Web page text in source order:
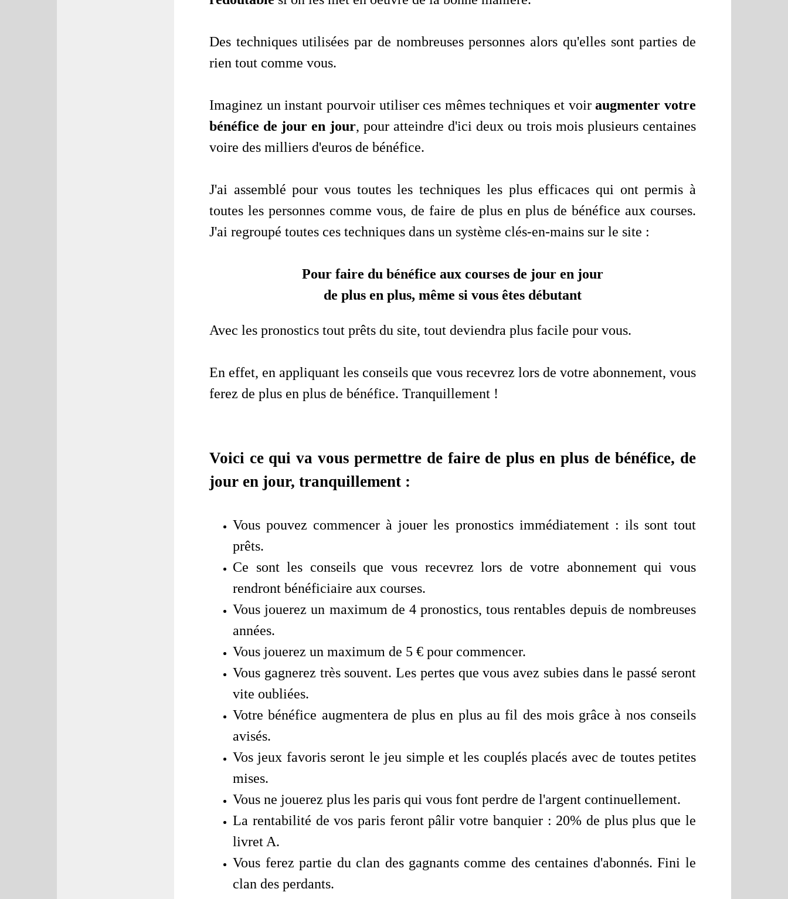
Des techniques utilisées par de nombreuses personnes alors qu'elles sont parties de
rien tout comme vous.
Imaginez un instant pourvoir utiliser ces mêmes techniques et voiraugmenter votre
bénéfice de jour en jour, pour atteindre d'ici deux ou trois mois plusieurs centaines
voire des milliers d'euros de bénéfice.
J'ai assemblé pour vous toutes les techniques les plus efficaces qui ont permis à
toutes les personnes comme vous, de faire de plus en plus de bénéfice aux courses.
J'ai regroupé toutes ces techniques dans un système clés-en-mains sur le site :
Pour faire du bénéfice aux courses de jour en jour
de plus en plus, même si vous êtes débutant
Avec les pronostics tout prêts du site, tout deviendra plus facile pour vous.
En effet, en appliquant les conseils que vous recevrez lors de votre abonnement, vous
ferez de plus en plus de bénéfice. Tranquillement !
Voici ce qui va vous permettre de faire de plus en plus de bénéfice, de
jour en jour, tranquillement :
Vous pouvez commencer à jouer les pronostics immédiatement : ils sont tout
prêts.
Ce sont les conseils que vous recevrez lors de votre abonnement qui vous
rendront bénéficiaire aux courses.
Vous jouerez un maximum de 4 pronostics, tous rentables depuis de nombreuses
années.
Vous jouerez un maximum de 5 € pour commencer.
Vous gagnerez très souvent. Les pertes que vous avez subies dans le passé seront
vite oubliées.
Votre bénéfice augmentera de plus en plus au fil des mois grâce à nos conseils
avisés.
Vos jeux favoris seront le jeu simple et les couplés placés avec de toutes petites
mises.
Vous ne jouerez plus les paris qui vous font perdre de l'argent continuellement.
La rentabilité de vos paris feront pâlir votre banquier : 20% de plus plus que le
livret A.
Vous ferez partie du clan des gagnants comme des centaines d'abonnés. Fini le
clan des perdants.